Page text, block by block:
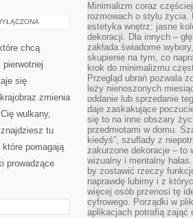
chcą
się
zmienia
wulkany,
tu
pomagają
prowadzące
Minimalizm coraz
rozmowach o stylu życia.
estetyka wnętrz: jasne
dekoracji. Dla innych –
zakłada świadome
skupienie na tym, co
krok do minimalizmu
Przegląd ubrań pozwala
leży nienoszonych
oddanie lub sprzedanie
daje zaskakujące
się to na inne obszary
przedmiotami w domu.
kiedyś”, szuflady z
zakurzone dekoracje – to
wizualny i mentalny
by zostawić rzeczy
naprawdę lubimy i z
więcej osób przenosi tę
cyfrowego. Porządki w
aplikacjach potrafią zająć